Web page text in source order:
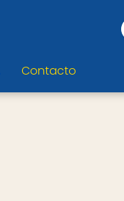
Contacto